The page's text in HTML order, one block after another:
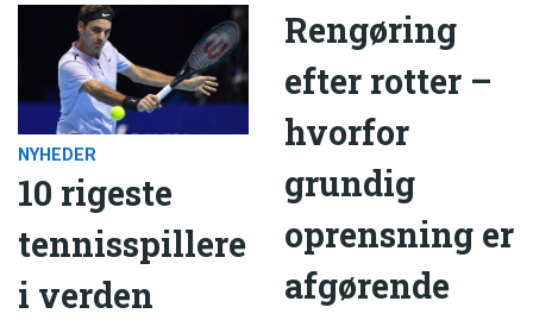
NYHEDER
10 rigeste
tennisspillere
i verden
Rengøring
efter rotter –
hvorfor
grundig
oprensning er
afgørende